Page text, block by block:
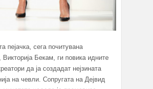
пејачка, сега почитувана
Викторија Бекам, ги повика идните
да ја создадат нејзината
на чевли. Сопругата на Дејвид